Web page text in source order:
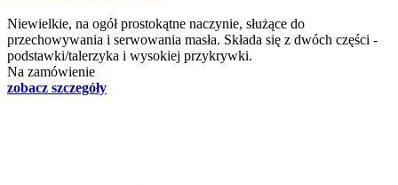
Niewielkie, na ogół prostokątne naczynie, służące do
przechowywania i serwowania masła. Składa się z dwóch części -
podstawki/talerzyka i wysokiej przykrywki.
Na zamówienie
zobacz szczegóły